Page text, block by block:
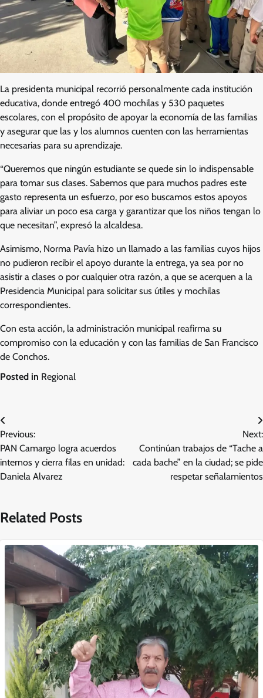
La presidenta municipal recorrió personalmente cada institución
educativa, donde entregó 400 mochilas y 530 paquetes
escolares, con el propósito de apoyar la economía de las familias
y asegurar que las y los alumnos cuenten con las herramientas
necesarias para su aprendizaje.
“Queremos que ningún estudiante se quede sin lo indispensable
para tomar sus clases. Sabemos que para muchos padres este
gasto representa un esfuerzo, por eso buscamos estos apoyos
para aliviar un poco esa carga y garantizar que los niños tengan lo
que necesitan”, expresó la alcaldesa.
Asimismo, Norma Pavía hizo un llamado a las familias cuyos hijos
no pudieron recibir el apoyo durante la entrega, ya sea por no
asistir a clases o por cualquier otra razón, a que se acerquen a la
Presidencia Municipal para solicitar sus útiles y mochilas
correspondientes.
Con esta acción, la administración municipal reafirma su
compromiso con la educación y con las familias de San Francisco
de Conchos.
Posted in Regional
Navegación
de
entradas
Previous:
PAN Camargo logra acuerdos
internos y cierra filas en unidad:
Daniela Alvarez
Next:
Continúan trabajos de “Tache a
cada bache” en la ciudad; se pide
respetar señalamientos
Related Posts